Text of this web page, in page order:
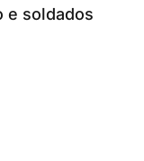
e soldados